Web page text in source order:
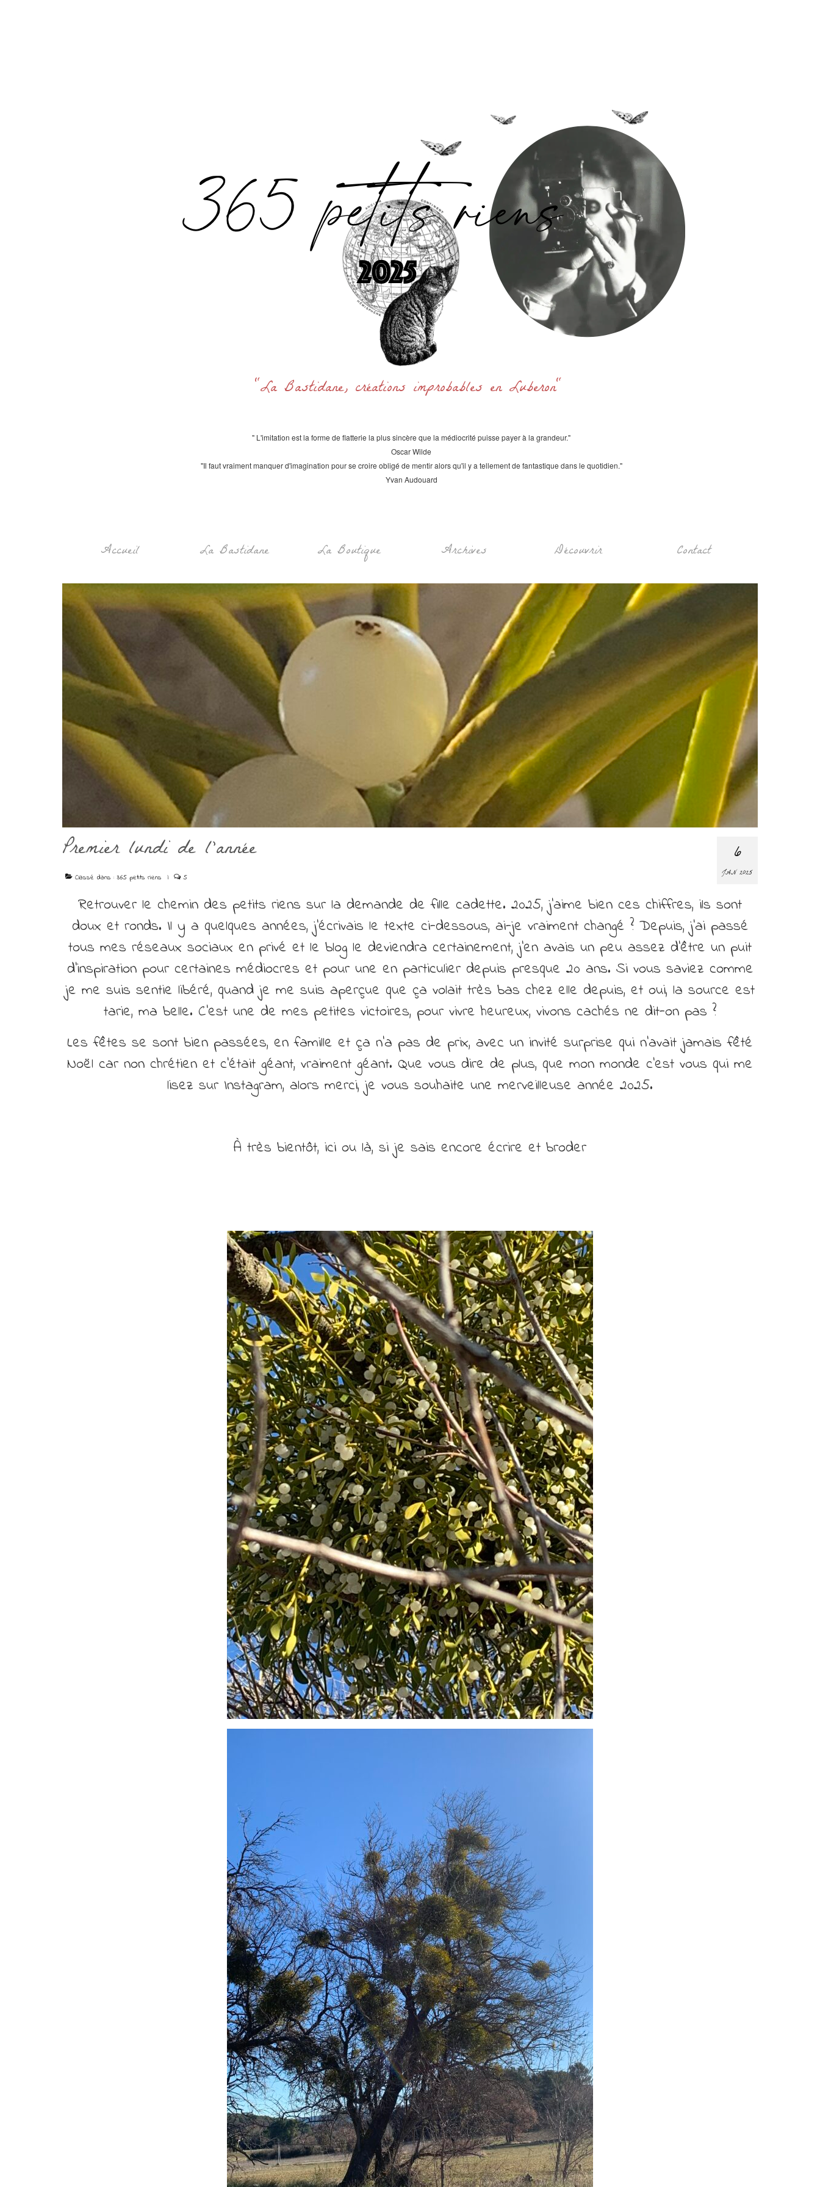
"La Bastidane, créations improbables en Luberon"
" L'imitation est la forme de flatterie la plus sincère que la médiocrité puisse payer à la grandeur."
Oscar Wilde
"Il faut vraiment manquer d'imagination pour se croire obligé de mentir alors qu'il y a tellement de fantastique dans le quotidien."
Yvan Audouard
Accueil La Bastidane La Boutique Archives Découvrir Contact
6
JAN 2025
Premier lundi de l’année
Classé dans : 365 petits riens | 5
Retrouver le chemin des petits riens sur la demande de fille cadette. 2025, j’aime bien ces chiffres, ils sont
doux et ronds. Il y a quelques années, j’écrivais le texte ci-dessous, ai-je vraiment changé ? Depuis, j’ai passé
tous mes réseaux sociaux en privé et le blog le deviendra certainement, j’en avais un peu assez d’être un puit
d’inspiration pour certaines médiocres et pour une en particulier depuis presque 20 ans. Si vous saviez comme
je me suis sentie libéré, quand je me suis aperçue que ça volait très bas chez elle depuis, et oui, la source est
tarie, ma belle. C’est une de mes petites victoires, pour vivre heureux, vivons cachés ne dit-on pas ?
Les fêtes se sont bien passées, en famille et ça n’a pas de prix, avec un invité surprise qui n’avait jamais fêté
Noël car non chrétien et c’était géant, vraiment géant. Que vous dire de plus, que mon monde c’est vous qui me
lisez sur Instagram, alors merci, je vous souhaite une merveilleuse année 2025.
À très bientôt, ici ou là, si je sais encore écrire et broder